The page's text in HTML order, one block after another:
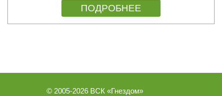
ПОДРОБНЕЕ
© 2005-2026 ВСК «Гнездом»